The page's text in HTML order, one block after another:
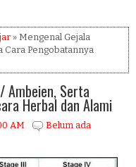
» Mengenal Gejala
Cara Pengobatannya
Ambeien, Serta
Herbal dan Alami
AM
Belum ada